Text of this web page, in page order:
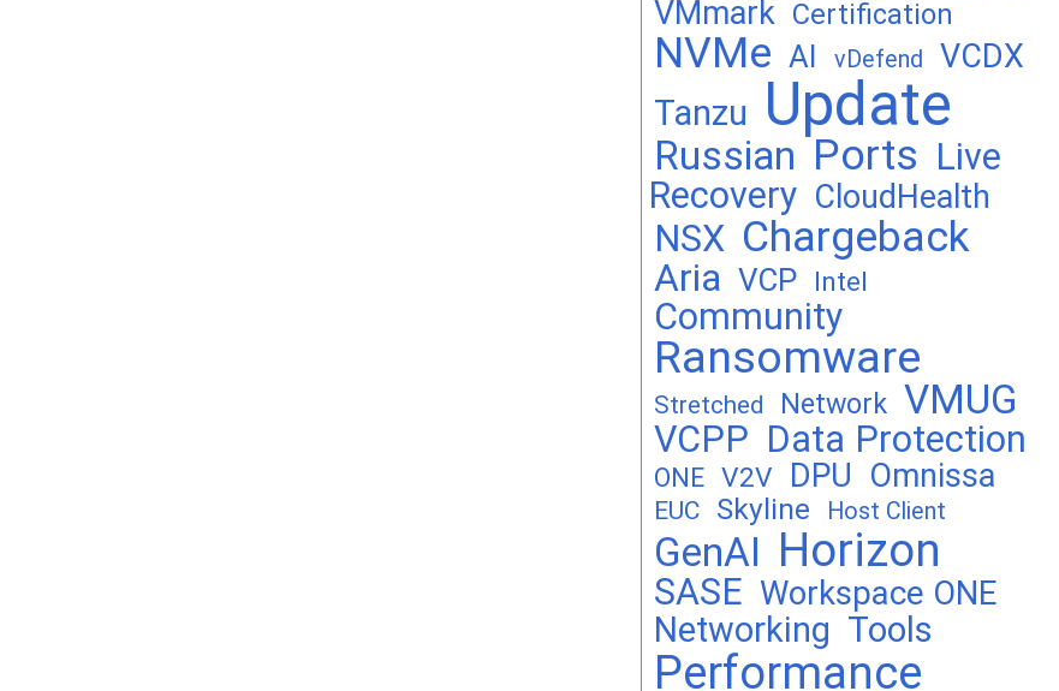
VMmark Certification
NVMe AI vDefend VCDX
Tanzu Update
Russian Ports Live
Recovery CloudHealth
NSX Chargeback
Aria VCP Intel
Community
Ransomware
Stretched Network VMUG
VCPP Data Protection
ONE V2V DPU Omnissa
EUC Skyline Host Client
GenAI Horizon
SASE Workspace ONE
Networking Tools
Performance